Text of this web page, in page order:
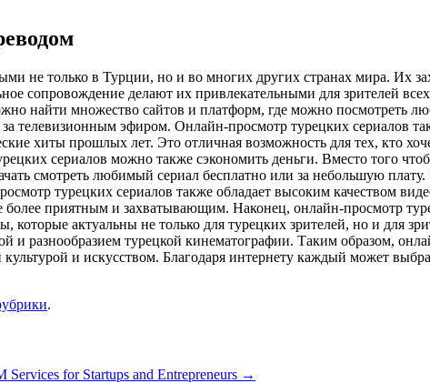
не только в Турции, но и во многих других странах мира. Их
сопровождение делают их привлекательными для зрителей
найти множество сайтов и платформ, где можно посмотреть
телевизионным эфиром. Онлайн-просмотр турецких сериалов
хиты прошлых лет. Это отличная возможность для тех, кто
сериалов можно также сэкономить деньги. Вместо того
смотреть любимый сериал бесплатно или за небольшую плату.
турецких сериалов также обладает высоким качеством
более приятным и захватывающим. Наконец, онлайн-просмотр
которые актуальны не только для турецких зрителей, но и для
и разнообразием турецкой кинематографии. Таким образом,
и искусством. Благодаря интернету каждый может
.
Services for Startups and Entrepreneurs →